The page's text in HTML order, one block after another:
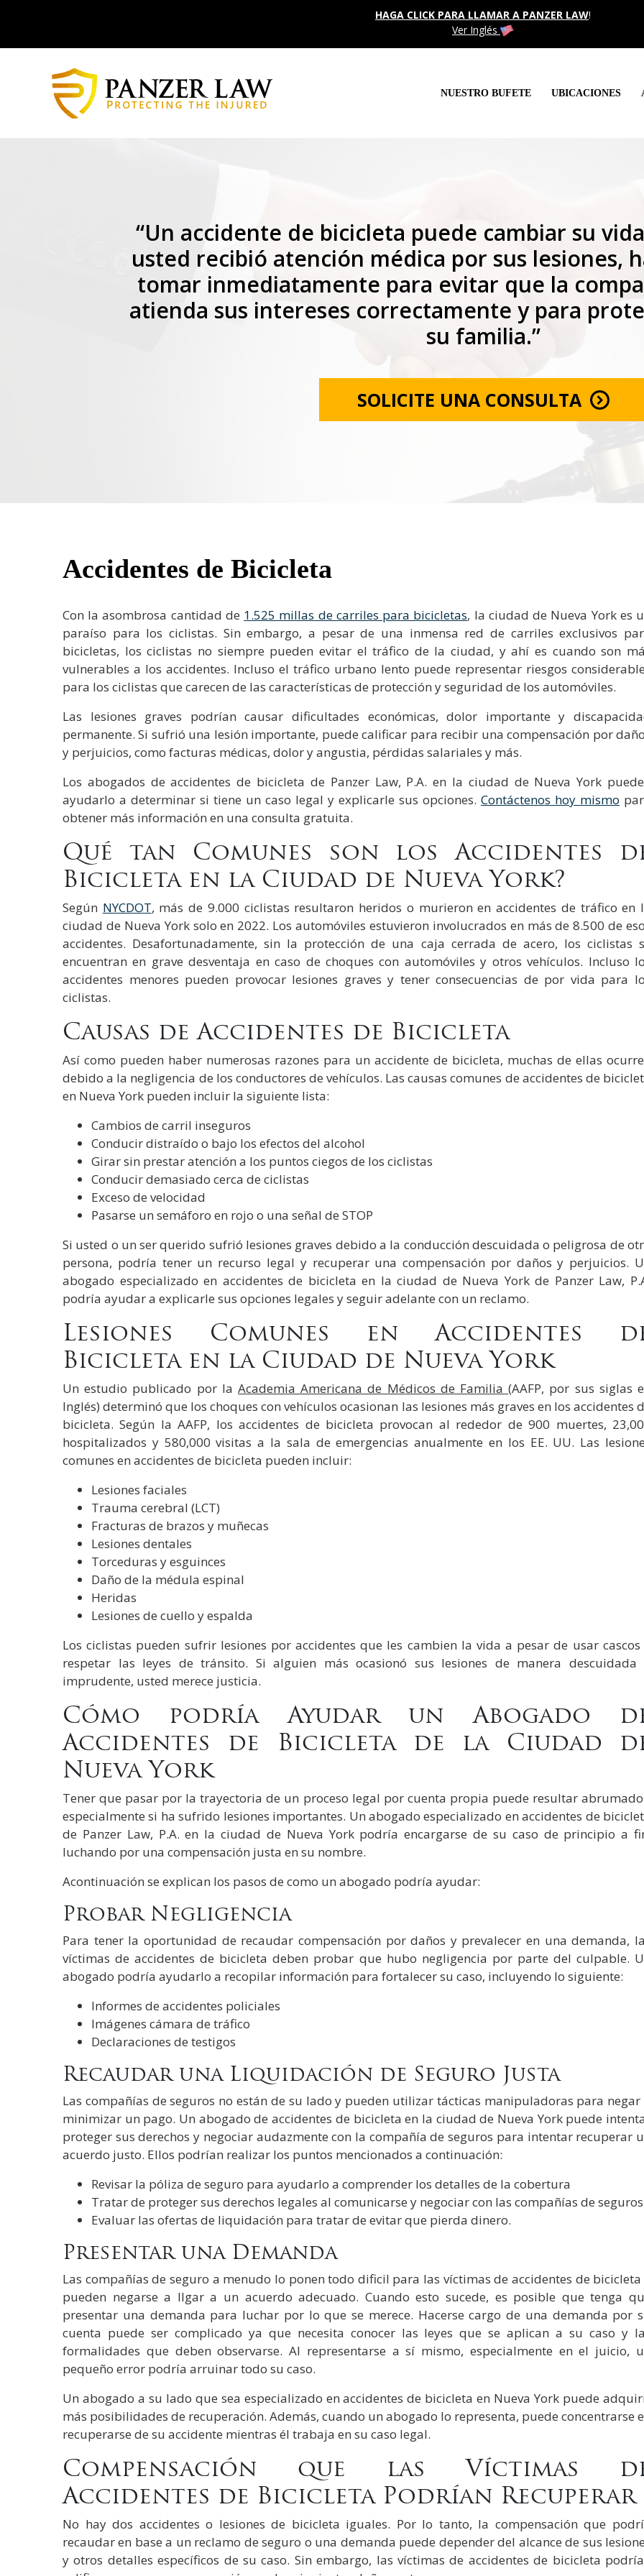
HAGA CLICK PARA LLAMAR A PANZER LAW!
Ver Inglés
NUESTRO BUFETE UBICACIONES
“Un accidente de bicicleta puede cambiar su
usted recibió atención médica por sus lesiones,
tomar inmediatamente para evitar que la
atienda sus intereses correctamente y para
su familia.”
SOLICITE UNA CONSULTA
Accidentes de Bicicleta
Con la asombrosa cantidad de 1.525 millas de carriles para bicicletas, la ciudad de Nueva York es
paraíso para los ciclistas. Sin embargo, a pesar de una inmensa red de carriles exclusivos
bicicletas, los ciclistas no siempre pueden evitar el tráfico de la ciudad, y ahí es cuando son
vulnerables a los accidentes. Incluso el tráfico urbano lento puede representar riesgos
para los ciclistas que carecen de las características de protección y seguridad de los automóviles.
Las lesiones graves podrían causar dificultades económicas, dolor importante y
permanente. Si sufrió una lesión importante, puede calificar para recibir una compensación por
y perjuicios, como facturas médicas, dolor y angustia, pérdidas salariales y más.
Los abogados de accidentes de bicicleta de Panzer Law, P.A. en la ciudad de Nueva York
ayudarlo a determinar si tiene un caso legal y explicarle sus opciones. Contáctenos hoy mismo
obtener más información en una consulta gratuita.
Qué tan Comunes son los Accidentes
Bicicleta en la Ciudad de Nueva York?
Según NYCDOT, más de 9.000 ciclistas resultaron heridos o murieron en accidentes de tráfico en
ciudad de Nueva York solo en 2022. Los automóviles estuvieron involucrados en más de 8.500 de
accidentes. Desafortunadamente, sin la protección de una caja cerrada de acero, los ciclistas
encuentran en grave desventaja en caso de choques con automóviles y otros vehículos. Incluso
accidentes menores pueden provocar lesiones graves y tener consecuencias de por vida para
ciclistas.
Causas de Accidentes de Bicicleta
Así como pueden haber numerosas razones para un accidente de bicicleta, muchas de ellas
debido a la negligencia de los conductores de vehículos. Las causas comunes de accidentes de
en Nueva York pueden incluir la siguiente lista:
Cambios de carril inseguros
Conducir distraído o bajo los efectos del alcohol
Girar sin prestar atención a los puntos ciegos de los ciclistas
Conducir demasiado cerca de ciclistas
Exceso de velocidad
Pasarse un semáforo en rojo o una señal de STOP
Si usted o un ser querido sufrió lesiones graves debido a la conducción descuidada o peligrosa de
persona, podría tener un recurso legal y recuperar una compensación por daños y perjuicios.
abogado especializado en accidentes de bicicleta en la ciudad de Nueva York de Panzer Law,
podría ayudar a explicarle sus opciones legales y seguir adelante con un reclamo.
Lesiones Comunes en Accidentes
Bicicleta en la Ciudad de Nueva York
Un estudio publicado por la Academia Americana de Médicos de Familia(AAFP, por sus siglas
Inglés) determinó que los choques con vehículos ocasionan las lesiones más graves en los accidentes
bicicleta. Según la AAFP, los accidentes de bicicleta provocan al rededor de 900 muertes,
hospitalizados y 580,000 visitas a la sala de emergencias anualmente en los EE. UU. Las
comunes en accidentes de bicicleta pueden incluir:
Lesiones faciales
Trauma cerebral (LCT)
Fracturas de brazos y muñecas
Lesiones dentales
Torceduras y esguinces
Daño de la médula espinal
Heridas
Lesiones de cuello y espalda
Los ciclistas pueden sufrir lesiones por accidentes que les cambien la vida a pesar de usar cascos
respetar las leyes de tránsito. Si alguien más ocasionó sus lesiones de manera descuidada
imprudente, usted merece justicia.
Cómo podría Ayudar un Abogado
Accidentes de Bicicleta de la Ciudad
Nueva York
Tener que pasar por la trayectoria de un proceso legal por cuenta propia puede resultar
especialmente si ha sufrido lesiones importantes. Un abogado especializado en accidentes de
de Panzer Law, P.A. en la ciudad de Nueva York podría encargarse de su caso de principio a
luchando por una compensación justa en su nombre.
Acontinuación se explican los pasos de como un abogado podría ayudar:
Probar Negligencia
Para tener la oportunidad de recaudar compensación por daños y prevalecer en una demanda,
víctimas de accidentes de bicicleta deben probar que hubo negligencia por parte del culpable.
abogado podría ayudarlo a recopilar información para fortalecer su caso, incluyendo lo siguiente:
Informes de accidentes policiales
Imágenes cámara de tráfico
Declaraciones de testigos
Recaudar una Liquidación de Seguro Justa
Las compañías de seguros no están de su lado y pueden utilizar tácticas manipuladoras para negar
minimizar un pago. Un abogado de accidentes de bicicleta en la ciudad de Nueva York puede
proteger sus derechos y negociar audazmente con la compañía de seguros para intentar recuperar
acuerdo justo. Ellos podrían realizar los puntos mencionados a continuación:
Revisar la póliza de seguro para ayudarlo a comprender los detalles de la cobertura
Tratar de proteger sus derechos legales al comunicarse y negociar con las compañías de seguros
Evaluar las ofertas de liquidación para tratar de evitar que pierda dinero.
Presentar una Demanda
Las compañías de seguro a menudo lo ponen todo dificil para las víctimas de accidentes de bicicleta
pueden negarse a llgar a un acuerdo adecuado. Cuando esto sucede, es posible que tenga
presentar una demanda para luchar por lo que se merece. Hacerse cargo de una demanda por
cuenta puede ser complicado ya que necesita conocer las leyes que se aplican a su caso y
formalidades que deben observarse. Al representarse a sí mismo, especialmente en el juicio,
pequeño error podría arruinar todo su caso.
Un abogado a su lado que sea especializado en accidentes de bicicleta en Nueva York puede
más posibilidades de recuperación. Además, cuando un abogado lo representa, puede concentrarse
recuperarse de su accidente mientras él trabaja en su caso legal.
Compensación que las Víctimas
Accidentes de Bicicleta Podrían Recuperar
No hay dos accidentes o lesiones de bicicleta iguales. Por lo tanto, la compensación que
recaudar en base a un reclamo de seguro o una demanda puede depender del alcance de sus
y otros detalles específicos de su caso. Sin embargo, las víctimas de accidentes de bicicleta